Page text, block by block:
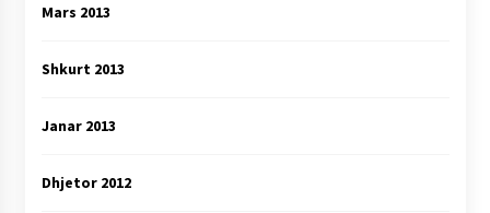
Mars 2013
Shkurt 2013
Janar 2013
Dhjetor 2012